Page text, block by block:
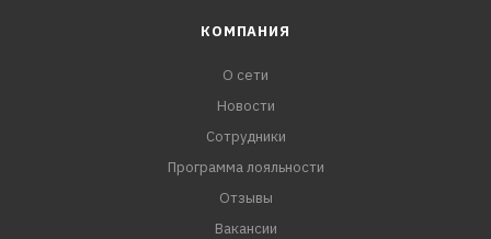
КОМПАНИЯ
О сети
Новости
Сотрудники
Программа лояльности
Отзывы
Вакансии